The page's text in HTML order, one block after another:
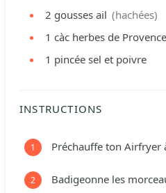
2 gousses ail (hachées)
1 càc herbes de Provence
1 pincée sel et poivre
INSTRUCTIONS
Préchauffe ton Airfryer
Badigeonne les